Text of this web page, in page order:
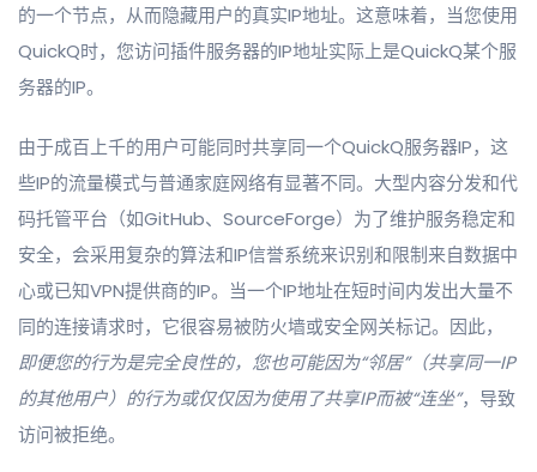
的一个节点，从而隐藏用户的真实IP地址。这意味着，当您使用
QuickQ时，您访问插件服务器的IP地址实际上是QuickQ某个服
务器的IP。
由于成百上千的用户可能同时共享同一个QuickQ服务器IP，这
些IP的流量模式与普通家庭网络有显著不同。大型内容分发和代
码托管平台（如GitHub、SourceForge）为了维护服务稳定和
安全，会采用复杂的算法和IP信誉系统来识别和限制来自数据中
心或已知VPN提供商的IP。当一个IP地址在短时间内发出大量不
同的连接请求时，它很容易被防火墙或安全网关标记。因此，
即便您的行为是完全良性的，您也可能因为“邻居”（共享同一IP
的其他用户）的行为或仅仅因为使用了共享IP而被“连坐”，导致
访问被拒绝。